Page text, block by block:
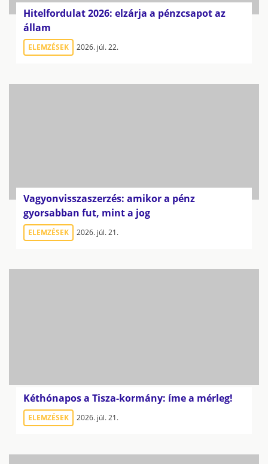
Hitelfordulat 2026: elzárja a pénzcsapot az
állam
ELEMZÉSEK 2026. júl. 22.
Vagyonvisszaszerzés: amikor a pénz
gyorsabban fut, mint a jog
ELEMZÉSEK 2026. júl. 21.
Kéthónapos a Tisza-kormány: íme a mérleg!
ELEMZÉSEK 2026. júl. 21.